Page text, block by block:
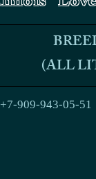
(ALL
(ALL
909-943-05-51